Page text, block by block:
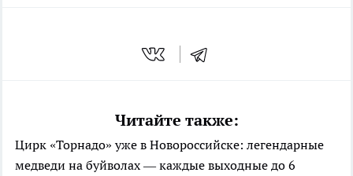
Читайте также:
Цирк «Торнадо» уже в Новороссийске: легендарные
медведи на буйволах — каждые выходные до 6